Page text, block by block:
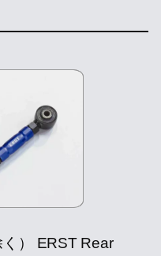
） ERST Rear